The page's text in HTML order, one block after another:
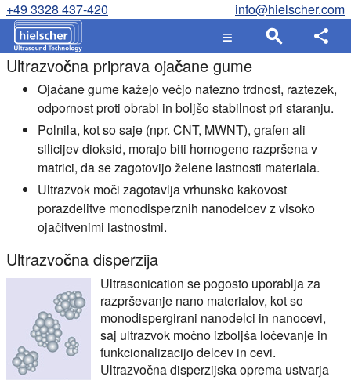
+49 3328 437-420 info@hielscher.com
Ultrazvočna priprava ojačane gume
Ojačane gume kažejo večjo natezno trdnost, raztezek,
odpornost proti obrabi in boljšo stabilnost pri staranju.
Polnila, kot so saje (npr. CNT, MWNT), grafen ali
silicijev dioksid, morajo biti homogeno razpršena v
matrici, da se zagotovijo želene lastnosti materiala.
Ultrazvok moči zagotavlja vrhunsko kakovost
porazdelitve monodisperznih nanodelcev z visoko
ojačitvenimi lastnostmi.
Ultrazvočna disperzija
Ultrasonication se pogosto uporablja za
razprševanje nano materialov, kot so
monodispergirani nanodelci in nanocevi,
saj ultrazvok močno izboljša ločevanje in
funkcionalizacijo delcev in cevi.
Ultrazvočna disperzijska oprema ustvarja